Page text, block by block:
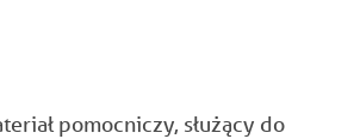
pomocniczy, służący do